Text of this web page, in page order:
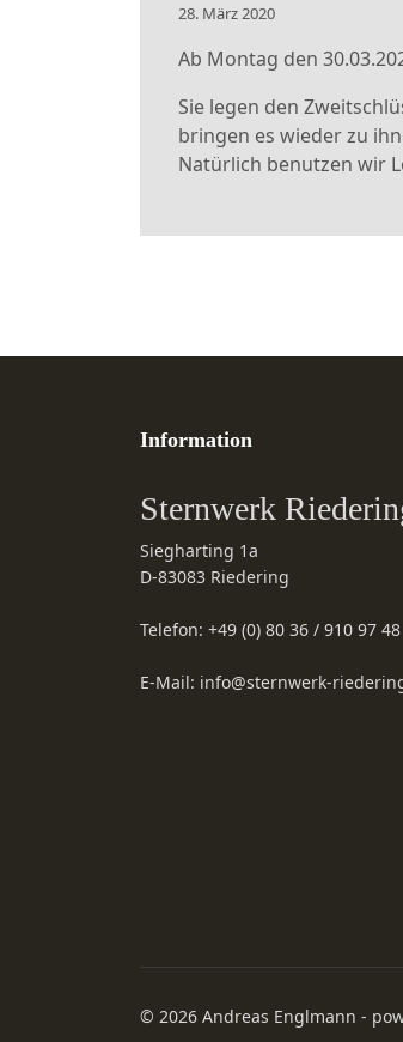
28. März 2020
Ab Montag den
Sie legen den
bringen es wieder zu
Natürlich benutzen wir
Information
Sternwerk
Siegharting 1a
D-83083 Riedering
Telefon: +49 (0) 80 36 / 910 97 48
E-Mail: info@sternwerk-
© 2026 Andreas Englmann -